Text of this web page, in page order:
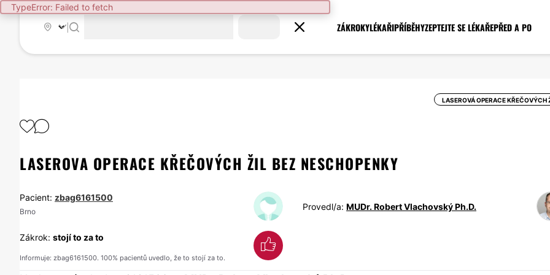
TypeError: Failed to fetch
ZÁKROKYLÉKAŘIPŘÍBĚHYZEPTEJTE SE LÉKAŘEPŘED A PO
LASEROVÁ OPERACE KŘEČOVÝCH
LASEROVA OPERACE KŘEČOVÝCH ŽIL BEZ NESCHOPENKY
Pacient: zbag6161500
Brno Provedl/a: MUDr. Robert Vlachovský Ph.D.
Zákrok: stojí to za to
Informuje: zbag6161500. 100% pacientů uvedlo, že to stojí za to.